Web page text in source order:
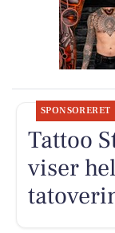
SPONSORERET
Tattoo
viser